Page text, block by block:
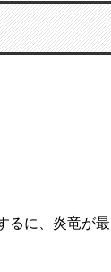
るに、炎竜が最